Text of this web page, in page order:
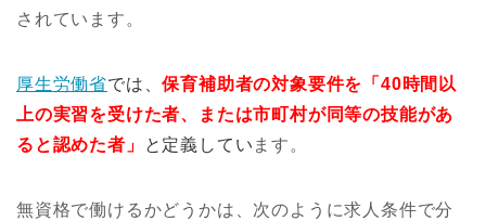
されています。
厚生労働省では、保育補助者の対象要件を「40時間以
上の実習を受けた者、または市町村が同等の技能があ
ると認めた者」
と定義してい ます。
無資格で働けるかどうかは、次のように求人条件で分